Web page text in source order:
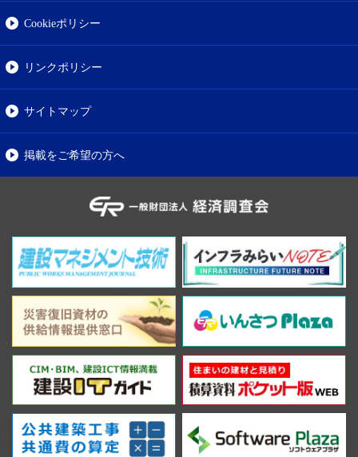
Cookieポリシー
リンクポリシー
サイトマップ
掲載をご希望の方へ